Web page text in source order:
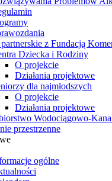
z Fundacją
Dziecka i Rodziny
O projekcie
Działania projektowe
dla najmłodszych
O projekcie
Działania projektowe
Wodociągowo-
przestrzenne
ogólne